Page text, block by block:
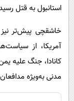
استانبول به قتل
خاشقچی پیش‌تر
آمریکا، از
کانادا، جنگ علیه
مدنی به‌ویژه